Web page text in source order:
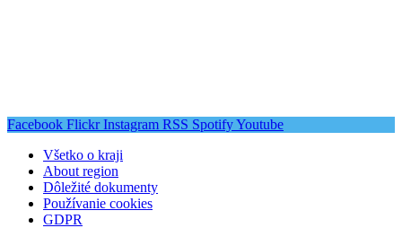
Facebook Flickr Instagram RSS SpotifyYoutube
Všetko o kraji
About region
Dôležité dokumenty
Používanie cookies
GDPR